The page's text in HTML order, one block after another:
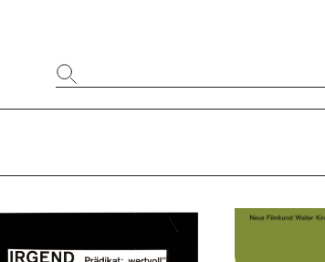
Website
durchsuchen